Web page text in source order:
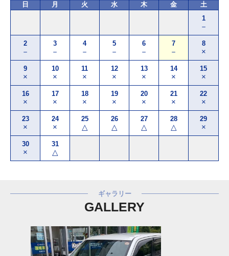
日 月 火 水 木 金
土
1
－
2
－
3
－
4
－
5
－
6
－
7
－
8
×
9
×
10
×
11
×
12
×
13
×
14
×
15
×
16
×
17
×
18
×
19
×
20
×
21
×
22
×
23
×
24
×
25
△
26
△
27
△
28
△
29
×
30
×
31
△
ギャラリー
GALLERY